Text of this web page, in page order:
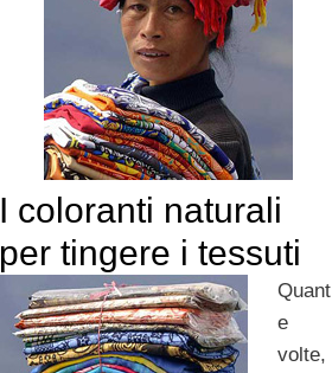
I coloranti naturali
per tingere i tessuti
Quant
e
volte,